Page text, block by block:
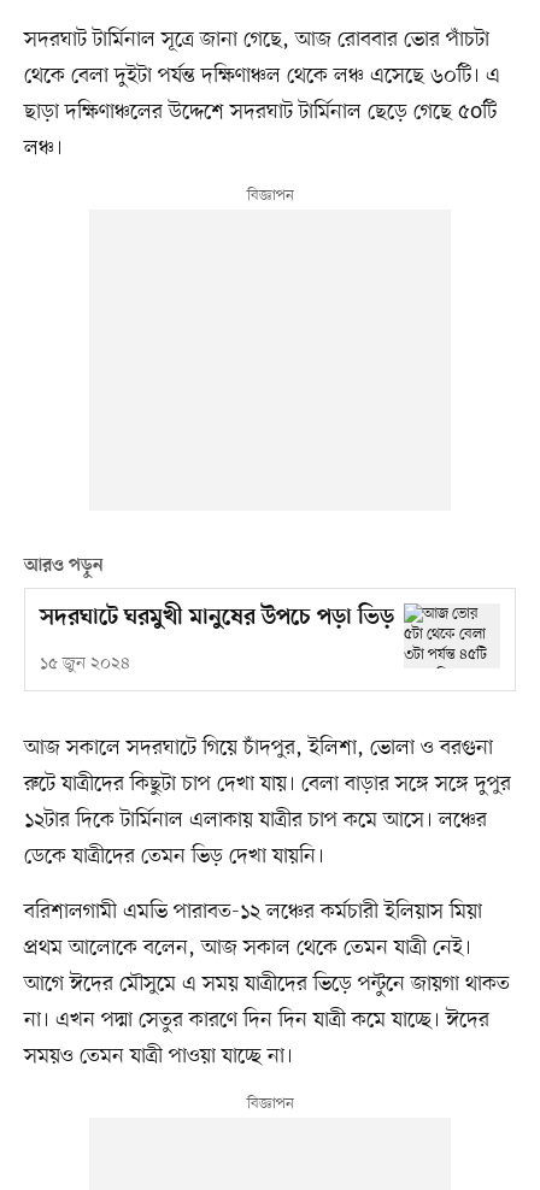
সদরঘাট টার্মিনাল সূত্রে জানা গেছে, আজ রোববার ভোর পাঁচটা
থেকে বেলা দুইটা পর্যন্ত দক্ষিণাঞ্চল থেকে লঞ্চ এসেছে ৬০টি। এ
ছাড়া দক্ষিণাঞ্চলের উদ্দেশে সদরঘাট টার্মিনাল ছেড়ে গেছে ৫oটি
লঞ্চ।
আরও পড়ুন
সদরঘাটে ঘরমুখী মানুষের উপচে পড়া ভিড়
১৫ জুন ২০২৪
আজ সকালে সদরঘাটে গিয়ে চাঁদপুর, ইলিশা, ভোলা ও বরগুনা
রুটে যাত্রীদের কিছুটা চাপ দেখা যায়। বেলা বাড়ার সঙ্গে সঙ্গে দুপুর
১২টার দিকে টার্মিনাল এলাকায় যাত্রীর চাপ কমে আসে। লঞ্চের
ডেকে যাত্রীদের তেমন ভিড় দেখা যায়নি।
বরিশালগামী এমভি পারাবত-১২ লঞ্চের কর্মচারী ইলিয়াস মিয়া
প্রথম আলোকে বলেন, আজ সকাল থেকে তেমন যাত্রী নেই।
আগে ঈদের মৌসুমে এ সময় যাত্রীদের ভিড়ে পন্টুনে জায়গা থাকত
না। এখন পদ্মা সেতুর কারণে দিন দিন যাত্রী কমে যাচ্ছে। ঈদের
সময়ও তেমন যাত্রী পাওয়া যাচ্ছে না।